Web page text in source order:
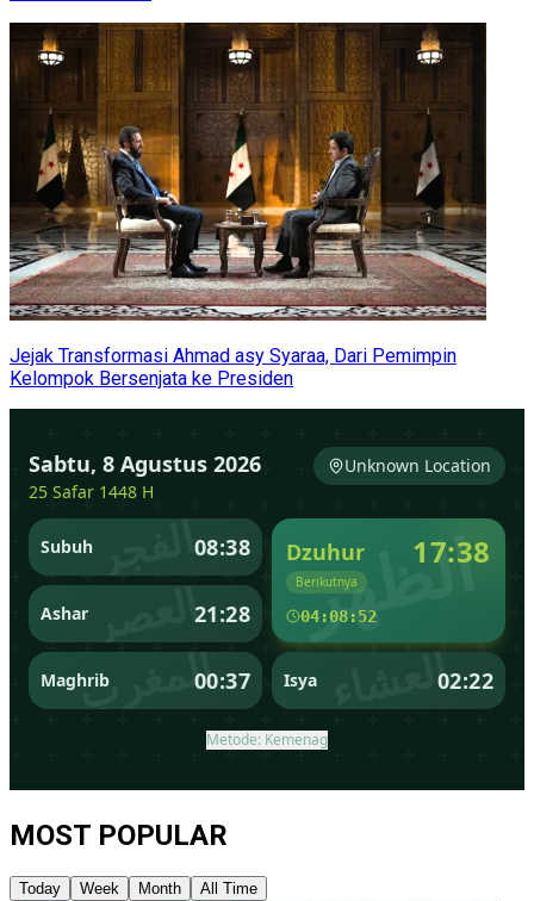
Jejak Transformasi Ahmad asy Syaraa, Dari Pemimpin
Kelompok Bersenjata ke Presiden
MOST POPULAR
Today Week Month All Time